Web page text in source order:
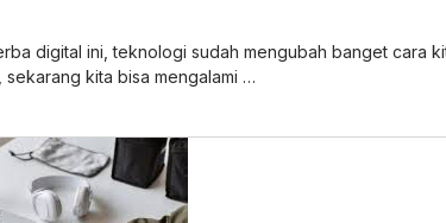
digital ini, teknologi sudah mengubah banget cara
sekarang kita bisa mengalami …